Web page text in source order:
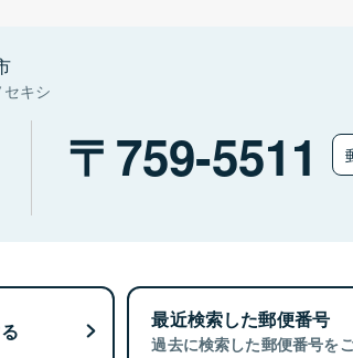
キシ
759-5511
最近検索した郵便番号
過去に検索した郵便番号を